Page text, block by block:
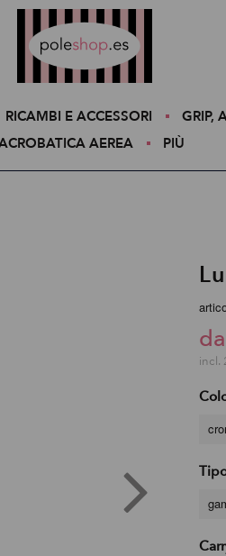
RICAMBI E ACCESSORI GRIP,
AEREA
PIÙ
incl.